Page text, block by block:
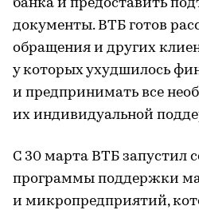
банка и предоставить
документы. ВТБ готов
обращения и других
у которых ухудшилось
и предпринимать все
их индивидуальной
С 30 марта ВТБ запустил
программы поддержки
и микропредприятий,